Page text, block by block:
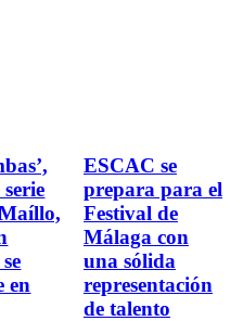
en
ESCAC se
prepara para el
Festival de
Málaga con
una sólida
representación
de talento